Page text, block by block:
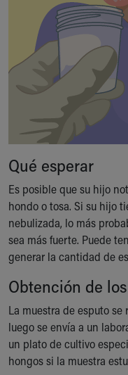
Qué esperar
Es posible que su hijo
hondo o tosa. Si su hijo
nebulizada, lo más
sea más fuerte. Puede
generar la cantidad de
Obtención de
La muestra de esputo
luego se envía a un
un plato de cultivo
hongos si la muestra